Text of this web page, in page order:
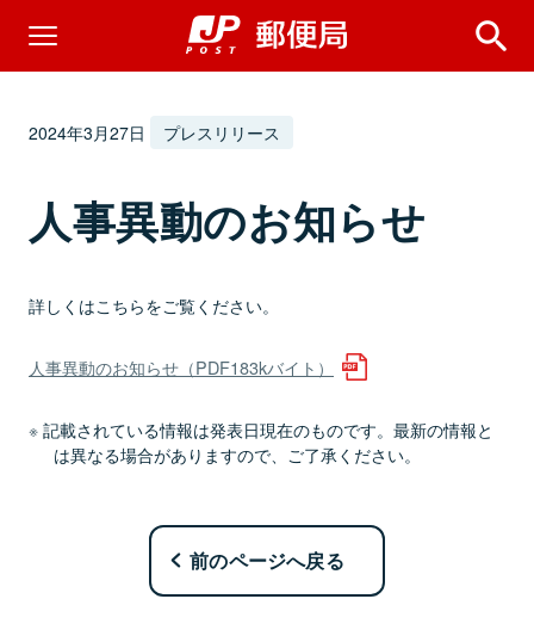
2024年3月27日 プレスリリース
人事異動のお知らせ
詳しくはこちらをご覧ください。
人事異動のお知らせ（PDF183kバイト）
記載されている情報は発表日現在のものです。最新の情報と
は異なる場合がありますので、ご了承ください。
前のページへ戻る